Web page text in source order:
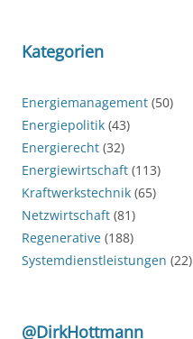
Kategorien
Energiemanagement (50)
Energiepolitik (43)
Energierecht (32)
Energiewirtschaft (113)
Kraftwerkstechnik (65)
Netzwirtschaft (81)
Regenerative (188)
Systemdienstleistungen (22)
@DirkHottmann